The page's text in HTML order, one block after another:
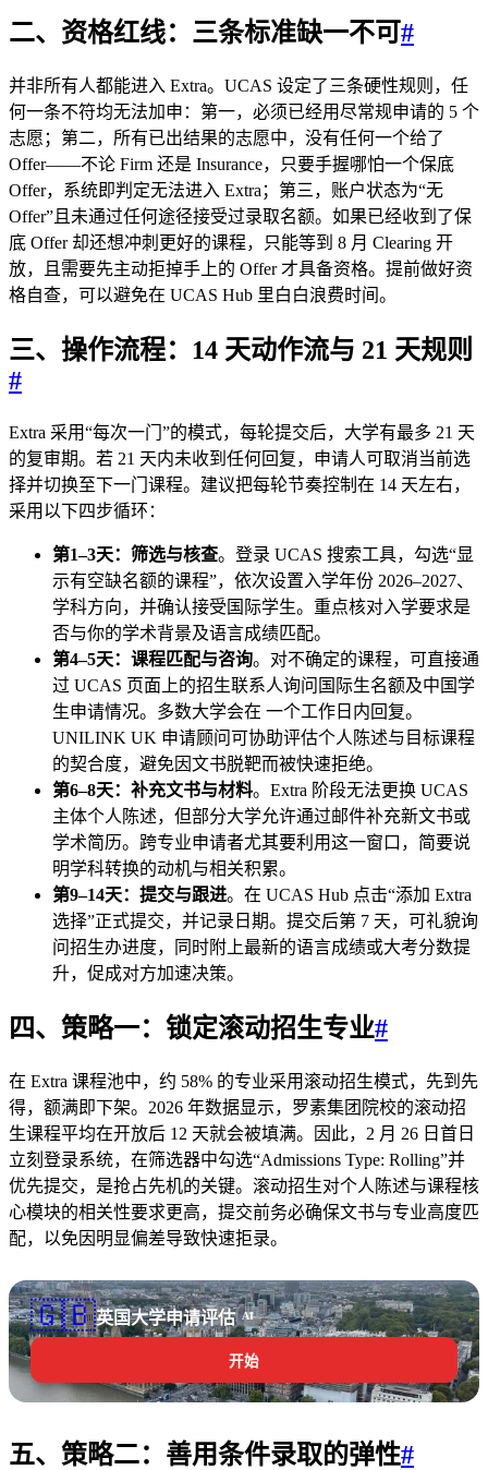
二、 资格红线：三条标准缺一不可#
并非所有人都能进入 Extra。UCAS 设定了三条硬性规则，任
何一条不符均无法加申：第一，必须已经用尽常规申请的 5 个
志愿；第二，所有已出结果的志愿中，没有任何一个给了
Offer——不论 Firm 还是 Insurance，只要手握哪怕一个保底
Offer，系统即判定无法进入 Extra；第三，账户状态为“无
Offer”且未通过任何途径接受过录取名额。如果已经收到了保
底 Offer 却还想冲刺更好的课程，只能等到 8 月 Clearing 开
放，且需要先主动拒掉手上的 Offer 才具备资格。提前做好资
格自查，可以避免在 UCAS Hub 里白白浪费时间。
三、 操作流程：14 天动作流与 21 天规则
#
Extra 采用“每次一门”的模式，每轮提交后，大学有最多 21 天
的复审期。若 21 天内未收到任何回复，申请人可取消当前选
择并切换至下一门课程。建议把每轮节奏控制在 14 天左右，
采用以下四步循环：
第1–3天：筛选与核查。登录 UCAS 搜索工具，勾选“显
示有空缺名额的课程”，依次设置入学年份 2026–2027、
学科方向，并确认接受国际学生。重点核对入学要求是
否与你的学术背景及语言成绩匹配。
第4–5天：课程匹配与咨询。对不确定的课程，可直接通
过 UCAS 页面上的招生联系人询问国际生名额及中国学
生申请情况。多数大学会在 一个工作日内回复。
UNILINK UK 申请顾问可协助评估个人陈述与目标课程
的契合度，避免因文书脱靶而被快速拒绝。
第6–8天：补充文书与材料。Extra 阶段无法更换 UCAS
主体个人陈述，但部分大学允许通过邮件补充新文书或
学术简历。跨专业申请者尤其要利用这一窗口，简要说
明学科转换的动机与相关积累。
第9–14天：提交与跟进。在 UCAS Hub 点击“添加 Extra
选择”正式提交，并记录日期。提交后第 7 天，可礼貌询
问招生办进度，同时附上最新的语言成绩或大考分数提
升，促成对方加速决策。
四、策略一：锁定滚动招生专业#
在 Extra 课程池中，约 58% 的专业采用滚动招生模式，先到先
得，额满即下架。2026 年数据显示，罗素集团院校的滚动招
生课程平均在开放后 12 天就会被填满。因此，2 月 26 日首日
立刻登录系统，在筛选器中勾选“Admissions Type: Rolling”并
优先提交，是抢占先机的关键。滚动招生对个人陈述与课程核
心模块的相关性要求更高，提交前务必确保文书与专业高度匹
配，以免因明显偏差导致快速拒录。
🇬🇧英国大学申请评估 AI
开始
五、策略二：善用条件录取的弹性#